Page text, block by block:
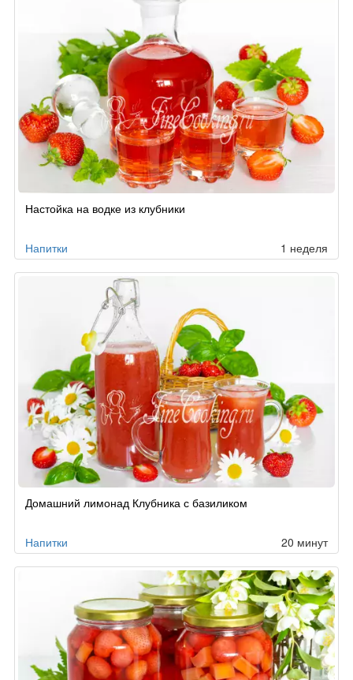
Настойка на водке из клубники
Напитки 1 неделя
Домашний лимонад Клубника с базиликом
Напитки 20 минут